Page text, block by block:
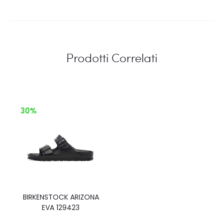
Prodotti Correlati
30%
BIRKENSTOCK ARIZONA
EVA 129423